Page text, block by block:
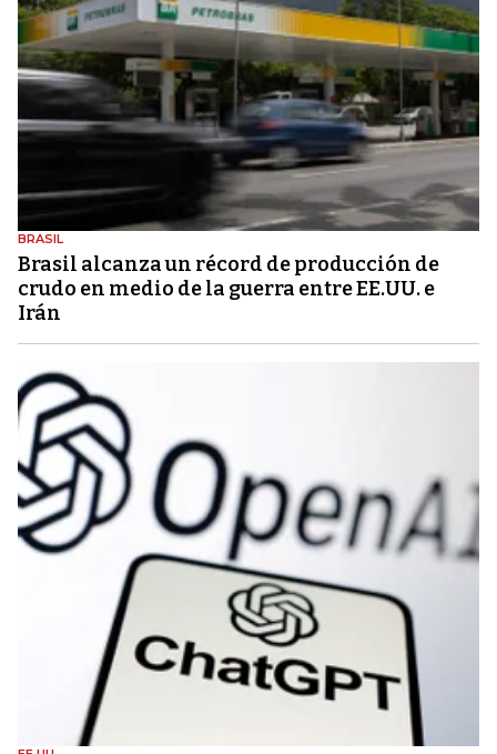
BRASIL
Brasil alcanza un récord de producción de
crudo en medio de la guerra entre EE.UU. e
Irán